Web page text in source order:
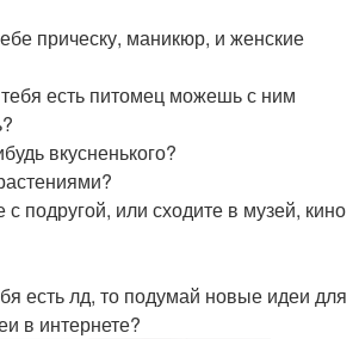
прическу, маникюр, и женские
есть питомец можешь с ним
вкусненького?
с подругой, или сходите в музей, кино
есть лд, то подумай новые идеи для
в интернете?